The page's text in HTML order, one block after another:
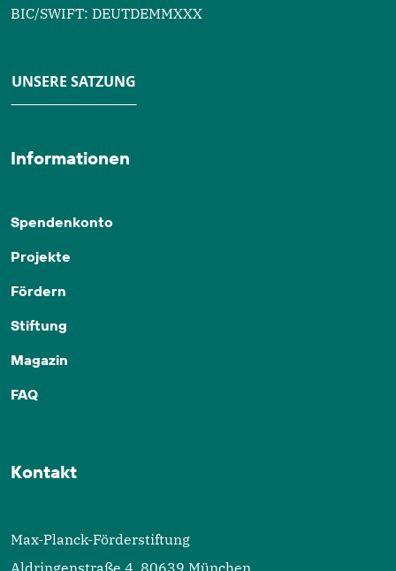
BIC/SWIFT: DEUTDEMMXXX
UNSERE SATZUNG
Informationen
Spendenkonto
Projekte
Fördern
Stiftung
Magazin
FAQ
Kontakt
Max-Planck-Förderstiftung
Aldringenstraße 4, 80639 München